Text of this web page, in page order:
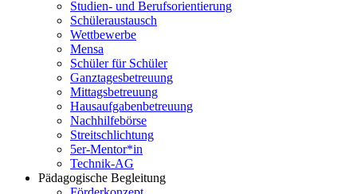
Studien- und Berufsorientierung
Schüleraustausch
Wettbewerbe
Mensa
Schüler für Schüler
Ganztagesbetreuung
Mittagsbetreuung
Hausaufgabenbetreuung
Nachhilfebörse
Streitschlichtung
5er-Mentor*in
Technik-AG
Pädagogische Begleitung